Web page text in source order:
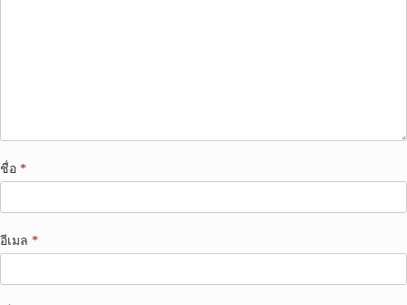
ชื่อ *
อีเมล *